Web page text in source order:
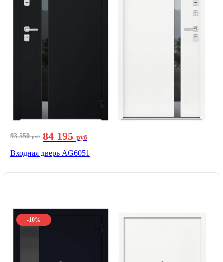
93 550руб 84 195 руб
Входная дверь AG6051
-10%